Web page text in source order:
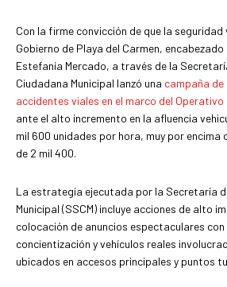
Con la firme convicción de que la
Gobierno de Playa del Carmen,
Estefanía Mercado, a través de la
Ciudadana Municipal lanzó una campaña de
accidentes viales en el marco del
ante el alto incremento en la afluencia
mil 600 unidades por hora, muy por encima
de 2 mil 400.
La estrategia ejecutada por la Secretaría
Municipal (SSCM) incluye acciones de alto
colocación de anuncios espectaculares con
concientización y vehículos reales
ubicados en accesos principales y puntos